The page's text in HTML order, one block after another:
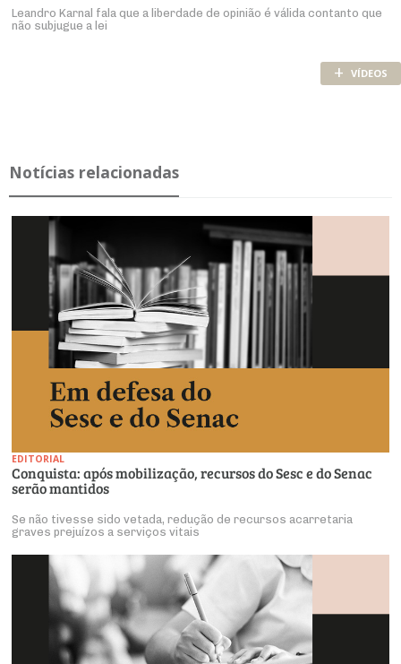
Leandro Karnal fala que a liberdade de opinião é válida contanto que
não subjugue a lei
+ VÍDEOS
Notícias relacionadas
EDITORIAL
Conquista: após mobilização, recursos do Sesc e do Senac
serão mantidos
Se não tivesse sido vetada, redução de recursos acarretaria
graves prejuízos a serviços vitais